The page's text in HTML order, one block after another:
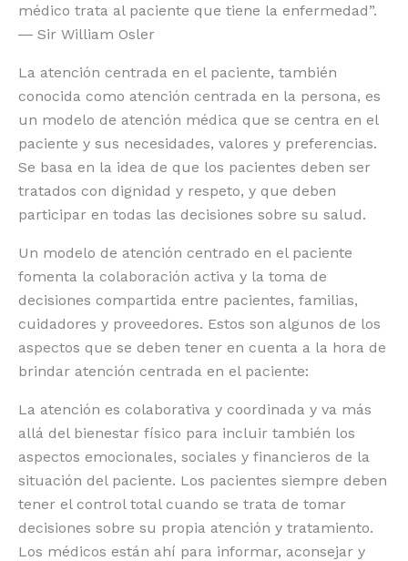
médico trata al paciente que tiene la enfermedad”.
― Sir William Osler
La atención centrada en el paciente, también
conocida como atención centrada en la persona, es
un modelo de atención médica que se centra en el
paciente y sus necesidades, valores y preferencias.
Se basa en la idea de que los pacientes deben ser
tratados con dignidad y respeto, y que deben
participar en todas las decisiones sobre su salud.
Un modelo de atención centrado en el paciente
fomenta la colaboración activa y la toma de
decisiones compartida entre pacientes, familias,
cuidadores y proveedores. Estos son algunos de los
aspectos que se deben tener en cuenta a la hora de
brindar atención centrada en el paciente:
La atención es colaborativa y coordinada y va más
allá del bienestar físico para incluir también los
aspectos emocionales, sociales y financieros de la
situación del paciente. Los pacientes siempre deben
tener el control total cuando se trata de tomar
decisiones sobre su propia atención y tratamiento.
Los médicos están ahí para informar, aconsejar y